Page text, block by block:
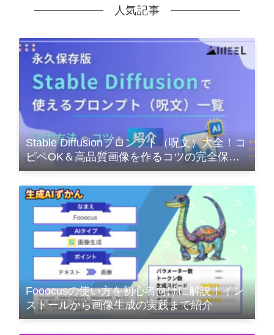
人気記事
Stable Diffusionプロンプト（呪文）大全！コ
ピペOK＆高品質画像を作るコツの完全保存
版
Fooocusの使い方を初心者向けに解説！イン
ストールから画像生成の実践まで紹介